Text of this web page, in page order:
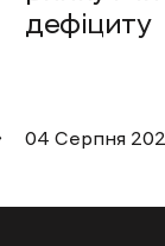
дефіциту
04 Cерпня